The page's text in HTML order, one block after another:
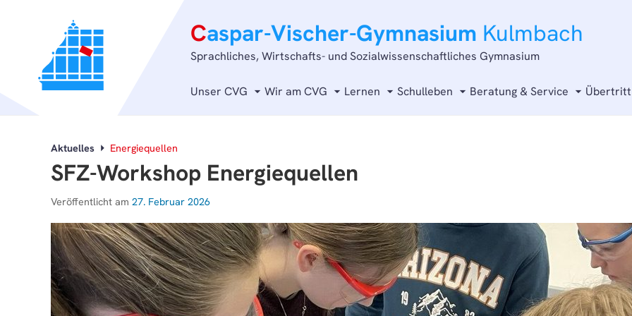
Caspar-Vischer-Gymnasium Kulmbach
Sprachliches, Wirtschafts- und Sozialwissenschaftliches Gymnasium
Unser CVG Wir am CVG Lernen Schulleben Beratung & Service Übertritt
Aktuelles Energiequellen
SFZ-Workshop Energiequellen
Veröffentlicht am 27. Februar 2026